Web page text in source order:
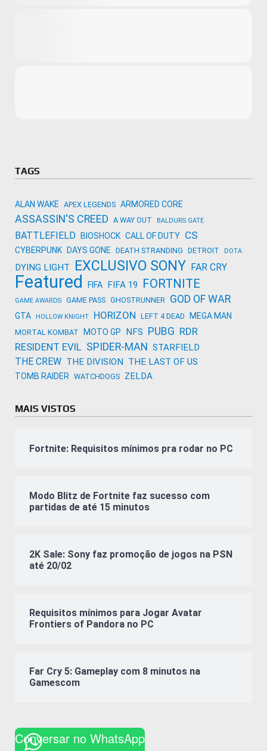
TAGS
ALAN WAKE APEX LEGENDS ARMORED CORE
ASSASSIN'S CREED A WAY OUT BALDURS GATE
BATTLEFIELD BIOSHOCK CALL OF DUTY CS
CYBERPUNK DAYS GONE DEATH STRANDING DETROIT DOTA
DYING LIGHT EXCLUSIVO SONY FAR CRY
Featured FIFA FIFA 19 FORTNITE
GAME AWARDS GAME PASS GHOSTRUNNER GOD OF WAR
GTA HOLLOW KNIGHT HORIZON LEFT 4 DEAD MEGA MAN
MORTAL KOMBAT MOTO GP NFS PUBG RDR
RESIDENT EVIL SPIDER-MAN STARFIELD
THE CREW THE DIVISION THE LAST OF US
TOMB RAIDER WATCHDOGS ZELDA
MAIS VISTOS
Fortnite: Requisitos mínimos pra rodar no PC
Modo Blitz de Fortnite faz sucesso com
partidas de até 15 minutos
2K Sale: Sony faz promoção de jogos na PSN
até 20/02
Requisitos mínimos para Jogar Avatar
Frontiers of Pandora no PC
Far Cry 5: Gameplay com 8 minutos na
Gamescom
Conversar no WhatsApp